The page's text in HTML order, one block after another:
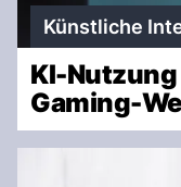
Künstliche
KI-
Gaming-